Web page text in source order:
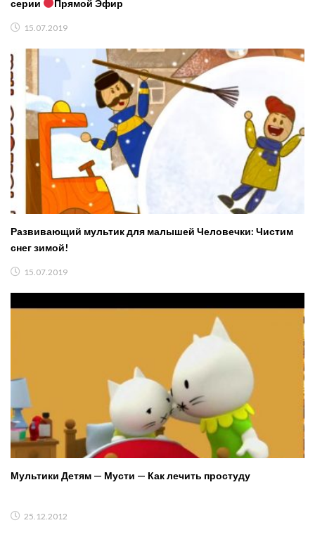
серии
Прямой Эфир
15.07.2019
Развивающий мультик для малышей Человечки: Чистим
снег зимой!
15.07.2019
Мультики Детям — Мусти — Как лечить простуду
25.12.2012